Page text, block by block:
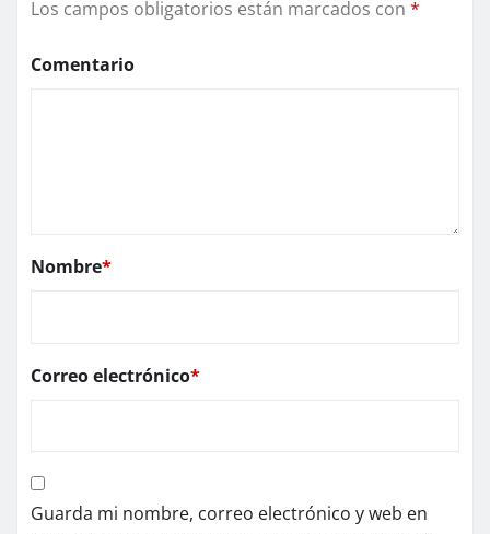
Los campos obligatorios están marcados con *
Comentario
Nombre*
Correo electrónico*
Guarda mi nombre, correo electrónico y web en